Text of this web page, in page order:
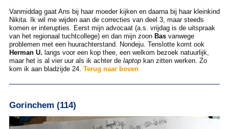
Vanmiddag gaat Ans bij haar moeder kijken en daarna bij haar kleinkind
Nikita. Ik wil me wijden aan de correcties van deel 3, maar steeds
komen er interupties. Eerst mijn advocaat (a.s. vrijdag is de uitspraak
van het regionaal tuchtcollege) en dan mijn zoon Basvanwege
problemen met een huurachterstand. Nondeju. Tenslotte komt ook
Herman U. langs voor een kop thee, een welkom bezoek natuurlijk,
maar het is al vier uur als ik achter de laptopkan zitten werken. Zo
kom ik aan bladzijde 24. Terug naar boven
Gorinchem (114)